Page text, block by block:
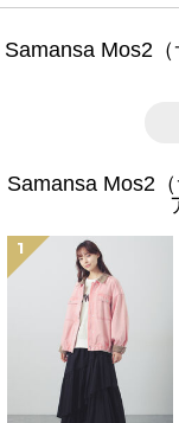
Samansa Mos2
Samansa Mos2
1